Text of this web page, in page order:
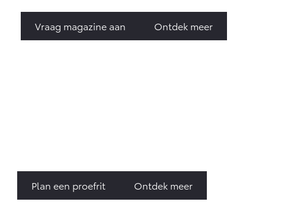
Vraag magazine aan Ontdek meer
Plan een proefrit Ontdek meer